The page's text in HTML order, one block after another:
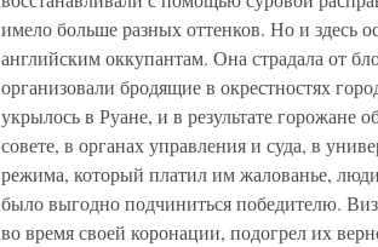
имело больше разных оттенков. Но и здесь
английским оккупантам. Она страдала от
организовали бродящие в окрестностях
укрылось в Руане, и в результате горожане
совете, в органах управления и суда, в
режима, который платил им жалованье,
было выгодно подчиниться победителю.
во время своей коронации, подогрел их